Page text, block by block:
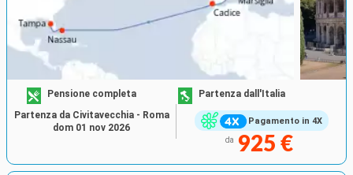
Pagamento in 4X
Pensione completa Partenza dall'Italia
da 925 €
Partenza da Civitavecchia - Roma
dom 01 nov 2026